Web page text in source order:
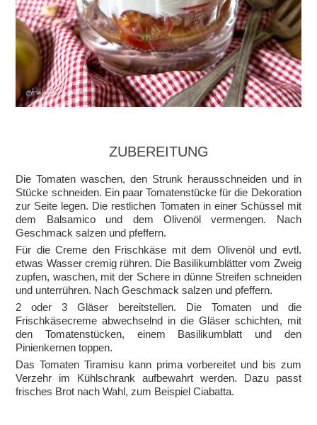
ZUBEREITUNG
Die Tomaten waschen, den Strunk herausschneiden und in
Stücke schneiden. Ein paar Tomatenstücke für die Dekoration
zur Seite legen. Die restlichen Tomaten in einer Schüssel mit
dem Balsamico und dem Olivenöl vermengen. Nach
Geschmack salzen und pfeffern.
Für die Creme den Frischkäse mit dem Olivenöl und evtl.
etwas Wasser cremig rühren. Die Basilikumblätter vom Zweig
zupfen, waschen, mit der Schere in dünne Streifen schneiden
und unterrühren. Nach Geschmack salzen und pfeffern.
2 oder 3 Gläser bereitstellen. Die Tomaten und die
Frischkäsecreme abwechselnd in die Gläser schichten, mit
den Tomatenstücken, einem Basilikumblatt und den
Pinienkernen toppen.
Das Tomaten Tiramisu kann prima vorbereitet und bis zum
Verzehr im Kühlschrank aufbewahrt werden. Dazu passt
frisches Brot nach Wahl, zum Beispiel Ciabatta.